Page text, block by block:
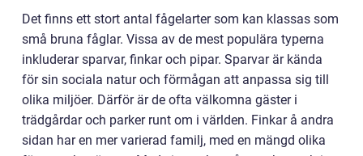
Det finns ett stort antal fågelarter som kan klassas som
små bruna fåglar. Vissa av de mest populära typerna
inkluderar sparvar, finkar och pipar. Sparvar är kända
för sin sociala natur och förmågan att anpassa sig till
olika miljöer. Därför är de ofta välkomna gäster i
trädgårdar och parker runt om i världen. Finkar å andra
sidan har en mer varierad familj, med en mängd olika